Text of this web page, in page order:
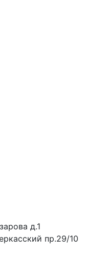
д.1
пр.29/10